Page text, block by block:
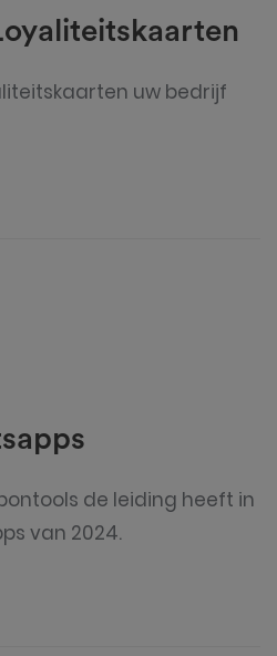
uw bedrijf
de leiding heeft in
van 2024.